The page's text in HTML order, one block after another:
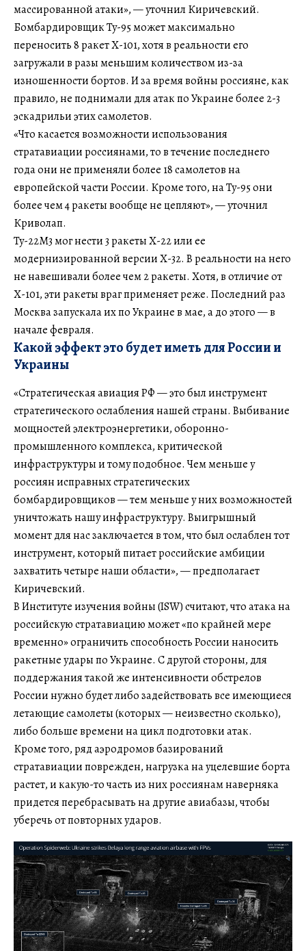
массированной атаки», — уточнил Киричевский.
Бомбардировщик Ту-95 может максимально
переносить 8 ракет Х-101, хотя в реальности его
загружали в разы меньшим количеством из-за
изношенности бортов. И за время войны россияне, как
правило, не поднимали для атак по Украине более 2-3
эскадрильи этих самолетов.
«Что касается возможности использования
стратавиации россиянами, то в течение последнего
года они не применяли более 18 самолетов на
европейской части России. Кроме того, на Ту-95 они
более чем 4 ракеты вообще не цепляют», — уточнил
Криволап.
Ту-22М3 мог нести 3 ракеты Х-22 или ее
модернизированной версии Х-32. В реальности на него
не навешивали более чем 2 ракеты. Хотя, в отличие от
Х-101, эти ракеты враг применяет реже. Последний раз
Москва запускала их по Украине в мае, а до этого — в
начале февраля.
Какой эффект это будет иметь для России и
Украины
«Стратегическая авиация РФ — это был инструмент
стратегического ослабления нашей страны. Выбивание
мощностей электроэнергетики, оборонно-
промышленного комплекса, критической
инфраструктуры и тому подобное. Чем меньше у
россиян исправных стратегических
бомбардировщиков — тем меньше у них возможностей
уничтожать нашу инфраструктуру. Выигрышный
момент для нас заключается в том, что был ослаблен тот
инструмент, который питает российские амбиции
захватить четыре наши области», — предполагает
Киричевский.
В Институте изучения войны (ISW) считают, что атака на
российскую стратавиацию может «по крайней мере
временно» ограничить способность России наносить
ракетные удары по Украине. С другой стороны, для
поддержания такой же интенсивности обстрелов
России нужно будет либо задействовать все имеющиеся
летающие самолеты (которых — неизвестно сколько),
либо больше времени на цикл подготовки атак.
Кроме того, ряд аэродромов базирований
стратавиации поврежден, нагрузка на уцелевшие борта
растет, и какую-то часть из них россиянам наверняка
придется перебрасывать на другие авиабазы, чтобы
уберечь от повторных ударов.